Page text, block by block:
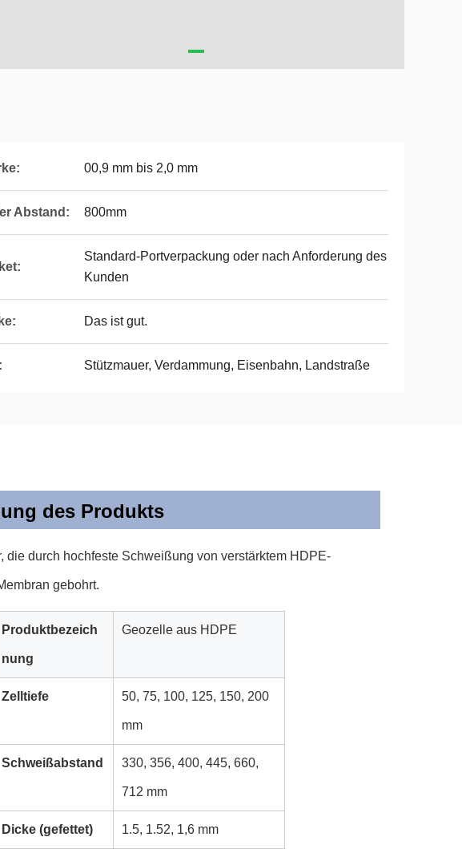
00,9 mm bis 2,0 mm
Abstand: 800mm
Standard-Portverpackung oder nach Anforderung des
Kunden
Das ist gut.
Stützmauer, Verdammung, Eisenbahn, Landstraße
des Produkts
durch hochfeste Schweißung von verstärktem HDPE-
gebohrt.
Produktbezeich
nung
Geozelle aus HDPE
Zelltiefe 50, 75, 100, 125, 150, 200
mm
Schweißabstand 330, 356, 400, 445, 660,
712 mm
Dicke (gefettet) 1.5, 1.52, 1,6 mm